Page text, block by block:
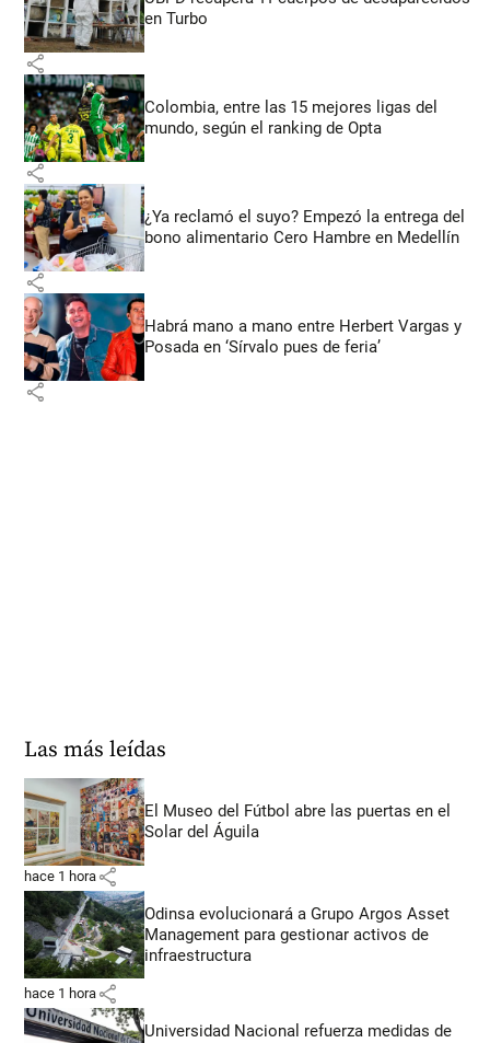
en Turbo
share
Colombia, entre las 15 mejores ligas del
mundo, según el ranking de Opta
share
¿Ya reclamó el suyo? Empezó la entrega del
bono alimentario Cero Hambre en Medellín
share
Habrá mano a mano entre Herbert Vargas y
Posada en ‘Sírvalo pues de feria’
share
Las más leídas
El Museo del Fútbol abre las puertas en el
Solar del Águila
hace 1 hora share
Odinsa evolucionará a Grupo Argos Asset
Management para gestionar activos de
infraestructura
hace 1 hora share
Universidad Nacional refuerza medidas de